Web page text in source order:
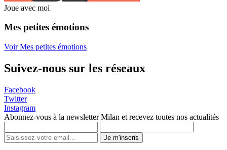
Joue avec moi
Mes petites émotions
Voir Mes petites émotions
Suivez-nous sur les réseaux
Facebook
Twitter
Instagram
Abonnez-vous à la newsletter Milan et recevez toutes nos actualités
Je m'inscris